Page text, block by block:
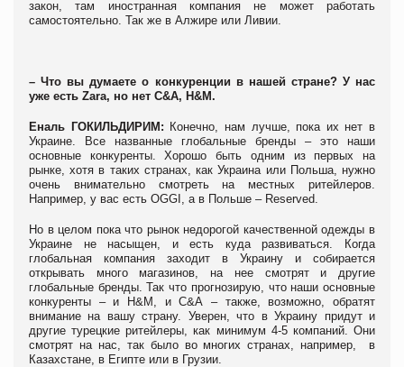
закон, там иностранная компания не может работать
самостоятельно. Так же в Алжире или Ливии.
– Что вы думаете о конкуренции в нашей стране? У нас
уже есть Zara, но нет С&А, Н&М.
Еналь ГОКИЛЬДИРИМ: Конечно, нам лучше, пока их нет в
Украине. Все названные глобальные бренды – это наши
основные конкуренты. Хорошо быть одним из первых на
рынке, хотя в таких странах, как Украина или Польша, нужно
очень внимательно смотреть на местных ритейлеров.
Например, у вас есть OGGI, а в Польше – Reserved.
Но в целом пока что рынок недорогой качественной одежды в
Украине не насыщен, и есть куда развиваться. Когда
глобальная компания заходит в Украину и собирается
открывать много магазинов, на нее смотрят и другие
глобальные бренды. Так что прогнозирую, что наши основные
конкуренты – и Н&М, и С&А – также, возможно, обратят
внимание на вашу страну. Уверен, что в Украину придут и
другие турецкие ритейлеры, как минимум 4-5 компаний. Они
смотрят на нас, так было во многих странах, например, в
Казахстане, в Египте или в Грузии.